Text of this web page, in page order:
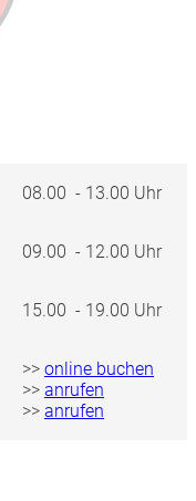
08.00 - 13.00 Uhr
09.00 - 12.00 Uhr
15.00 - 19.00 Uhr
>> online buchen
>> anrufen
>> anrufen